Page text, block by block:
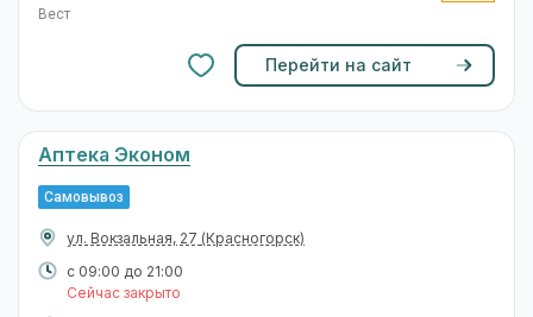
Вест
Перейти на сайт
Аптека Эконом
Самовывоз
ул. Вокзальная, 27 (Красногорск)
с 09:00 до 21:00
Сейчас закрыто